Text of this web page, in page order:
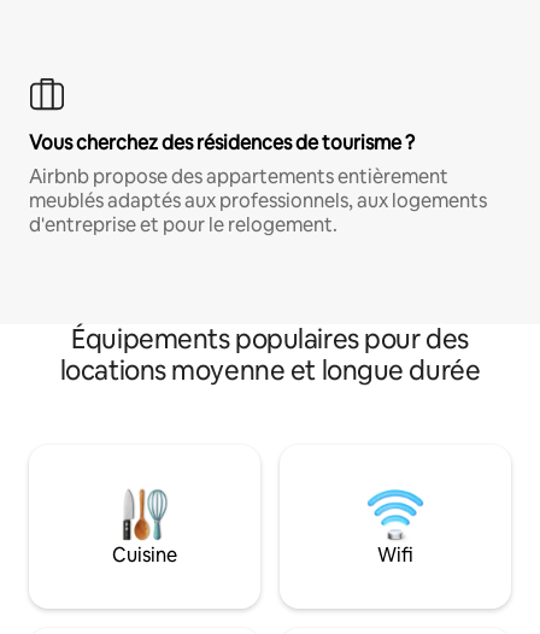
Vous cherchez des résidences de tourisme ?
Airbnb propose des appartements entièrement
meublés adaptés aux professionnels, aux logements
d'entreprise et pour le relogement.
Équipements populaires pour des
locations moyenne et longue durée
Cuisine Wifi